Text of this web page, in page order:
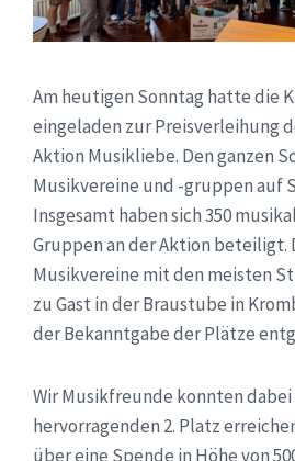
Am heutigen Sonntag hatte die
eingeladen zur Preisverleihung
Aktion Musikliebe. Den ganzen
Musikvereine und -gruppen auf
Insgesamt haben sich 350
Gruppen an der Aktion beteiligt.
Musikvereine mit den meisten
zu Gast in der Braustube in
der Bekanntgabe der Plätze
Wir Musikfreunde konnten dabei
hervorragenden 2. Platz
über eine Spende in Höhe von